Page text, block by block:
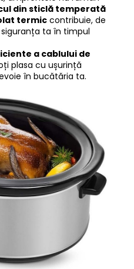
din sticlă temperată
termic contribuie, de
ta în timpul
a cablului de
plasa cu ușurință
în bucătăria ta.